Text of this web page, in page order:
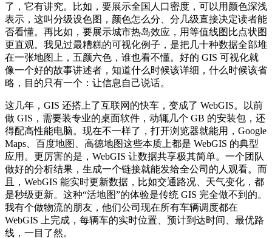
了，它有讲究。比如，要展示全国人口密度，可以用颜色深浅
表示，这叫分级设色图，颜色怎么分、分几级直接决定读者能
否看懂。再比如，要展示城市热岛效应，用等值线图比点状图
更直观。我见过最糟糕的可视化例子，是把几十种数据全部堆
在一张地图上，五颜六色，谁也看不懂。好的 GIS 可视化就
像一个好的故事讲述者，知道什么时候该详细，什么时候该省
略，目的只有一个：让信息自己说话。
这几年，GIS 还搭上了互联网的快车，变成了 WebGIS。以前
做 GIS，需要装专业的桌面软件，动辄几个 GB 的安装包，还
得配高性能电脑。现在不一样了，打开浏览器就能用，Google
Maps、百度地图、高德地图这些本质上都是 WebGIS 的典型
应用。更厉害的是，WebGIS 让数据共享极其简单。一个团队
做好的分析结果，生成一个链接就能发给全公司的人观看。而
且，WebGIS 能实时更新数据，比如交通路况、天气变化，都
是秒级更新。这种“活地图”的体验是传统 GIS 完全做不到的。
我有个做物流的朋友，他们公司现在所有车辆调度都在
WebGIS 上完成，每辆车的实时位置、预计到达时间、最优路
线，一目了然。